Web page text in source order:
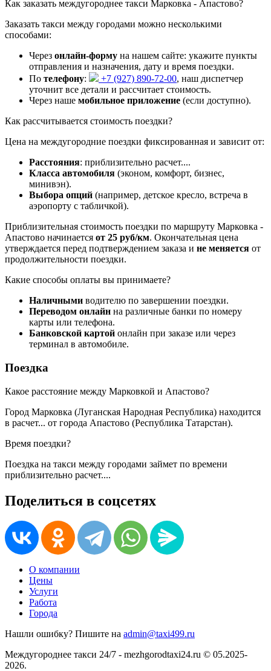
Как заказать междугороднее такси Марковка - Апастово?
Заказать такси между городами можно несколькими
способами:
Через онлайн-форму на нашем сайте: укажите пункты
отправления и назначения, дату и время поездки.
По телефону: +7 (927) 890-72-00, наш диспетчер
уточнит все детали и рассчитает стоимость.
Через наше мобильное приложение (если доступно).
Как рассчитывается стоимость поездки?
Цена на междугородние поездки фиксированная и зависит от:
Расстояния: приблизительно расчет....
Класса автомобиля (эконом, комфорт, бизнес,
минивэн).
Выбора опций (например, детское кресло, встреча в
аэропорту с табличкой).
Приблизительная стоимость поездки по маршруту Марковка -
Апастово начинается от 25 руб/км. Окончательная цена
утверждается перед подтверждением заказа и не меняется от
продолжительности поездки.
Какие способы оплаты вы принимаете?
Наличными водителю по завершении поездки.
Переводом онлайн на различные банки по номеру
карты или телефона.
Банковской картой онлайн при заказе или через
терминал в автомобиле.
Поездка
Какое расстояние между Марковкой и Апастово?
Город Марковка (Луганская Народная Республика) находится
в расчет... от города Апастово (Республика Татарстан).
Время поездки?
Поездка на такси между городами займет по времени
приблизительно расчет....
Поделиться в соцсетях
О компании
Цены
Услуги
Работа
Города
Нашли ошибку? Пишите на admin@taxi499.ru
Междугороднее такси 24/7 - mezhgorodtaxi24.ru © 05.2025-
2026.